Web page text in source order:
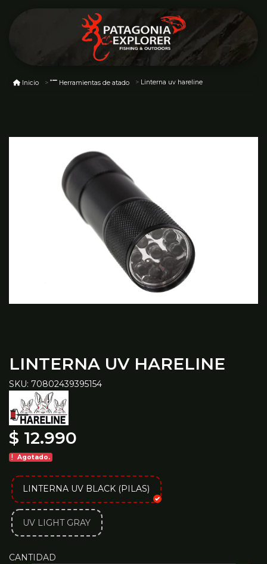
Inicio Herramientas de atado Linterna uv hareline
LINTERNA UV HARELINE
SKU: 70802439395154
$ 12.990
Agotado.
LINTERNA UV BLACK (PILAS)
UV LIGHT GRAY
CANTIDAD